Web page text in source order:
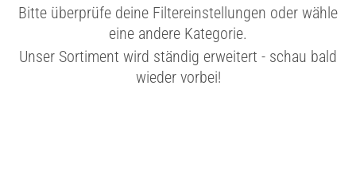
Bitte überprüfe deine Filtereinstellungen oder wähle
eine andere Kategorie.
Unser Sortiment wird ständig erweitert - schau bald
wieder vorbei!